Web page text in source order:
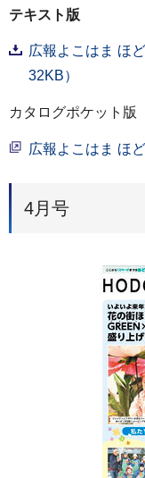
テキスト版
広報よこはま ほ
32KB）
カタログポケット版
広報よこはま ほ
4月号